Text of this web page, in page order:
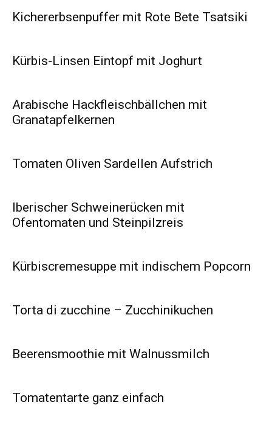
Kichererbsenpuffer mit Rote Bete Tsatsiki
Kürbis-Linsen Eintopf mit Joghurt
Arabische Hackfleischbällchen mit
Granatapfelkernen
Tomaten Oliven Sardellen Aufstrich
Iberischer Schweinerücken mit
Ofentomaten und Steinpilzreis
Kürbiscremesuppe mit indischem Popcorn
Torta di zucchine – Zucchinikuchen
Beerensmoothie mit Walnussmilch
Tomatentarte ganz einfach